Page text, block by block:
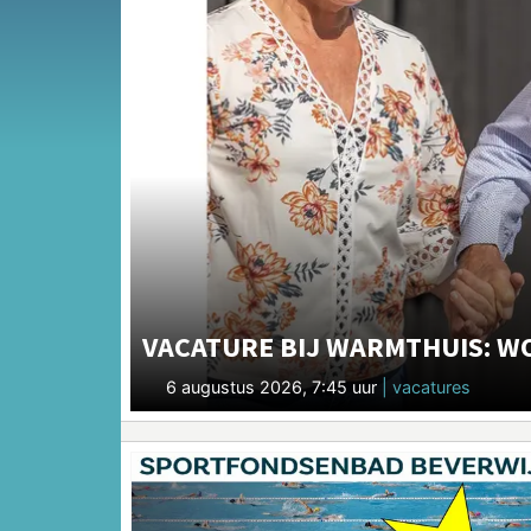
VACATURE BIJ WARMTHUIS:
6 augustus 2026, 7:45 uur | vacatures